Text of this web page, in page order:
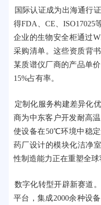
国际认证成为出海通行
得FDA、CE、ISO17025
企业的生物安全柜通过
采购清单。这些资质背
某质谱仪厂商的产品单
15%占有率。
定制化服务构建差异化
商为中东客户开发耐高
使设备在50℃环境中稳
药厂设计的模块化洁净
性制造能力正在重塑全球
数字化转型开辟新赛道
平台，集成2000余种设